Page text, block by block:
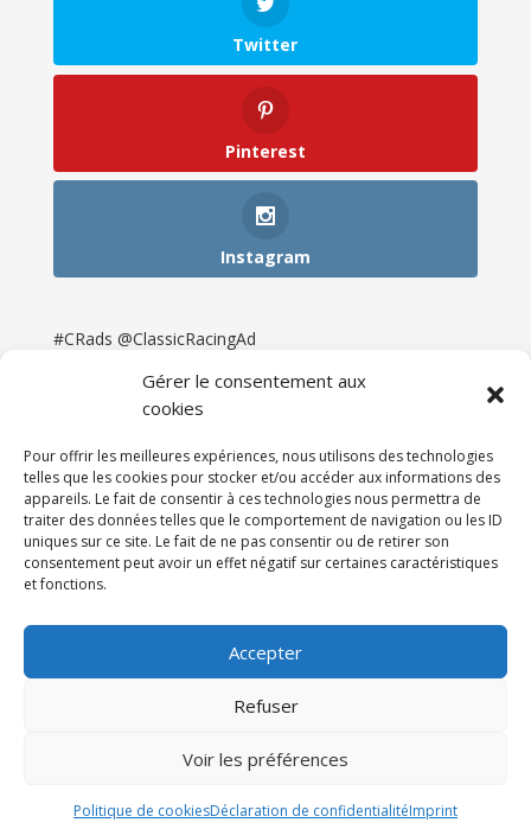
Gérer le consentement aux
cookies
Pour offrir les meilleures expériences, nous utilisons des technologies
telles que les cookies pour stocker et/ou accéder aux informations des
appareils. Le fait de consentir à ces technologies nous permettra de
traiter des données telles que le comportement de navigation ou les ID
uniques sur ce site. Le fait de ne pas consentir ou de retirer son
consentement peut avoir un effet négatif sur certaines caractéristiques
et fonctions.
Accepter
Refuser
Voir les préférences
Politique de cookiesDéclaration de confidentialitéImprint
Twitter
Pinterest
Instagram
#CRads @ClassicRacingAd
Newsletter & Presse
Partenaires
Tarifs
Espace Client
121DigitalGroup |
121DigitalGroup